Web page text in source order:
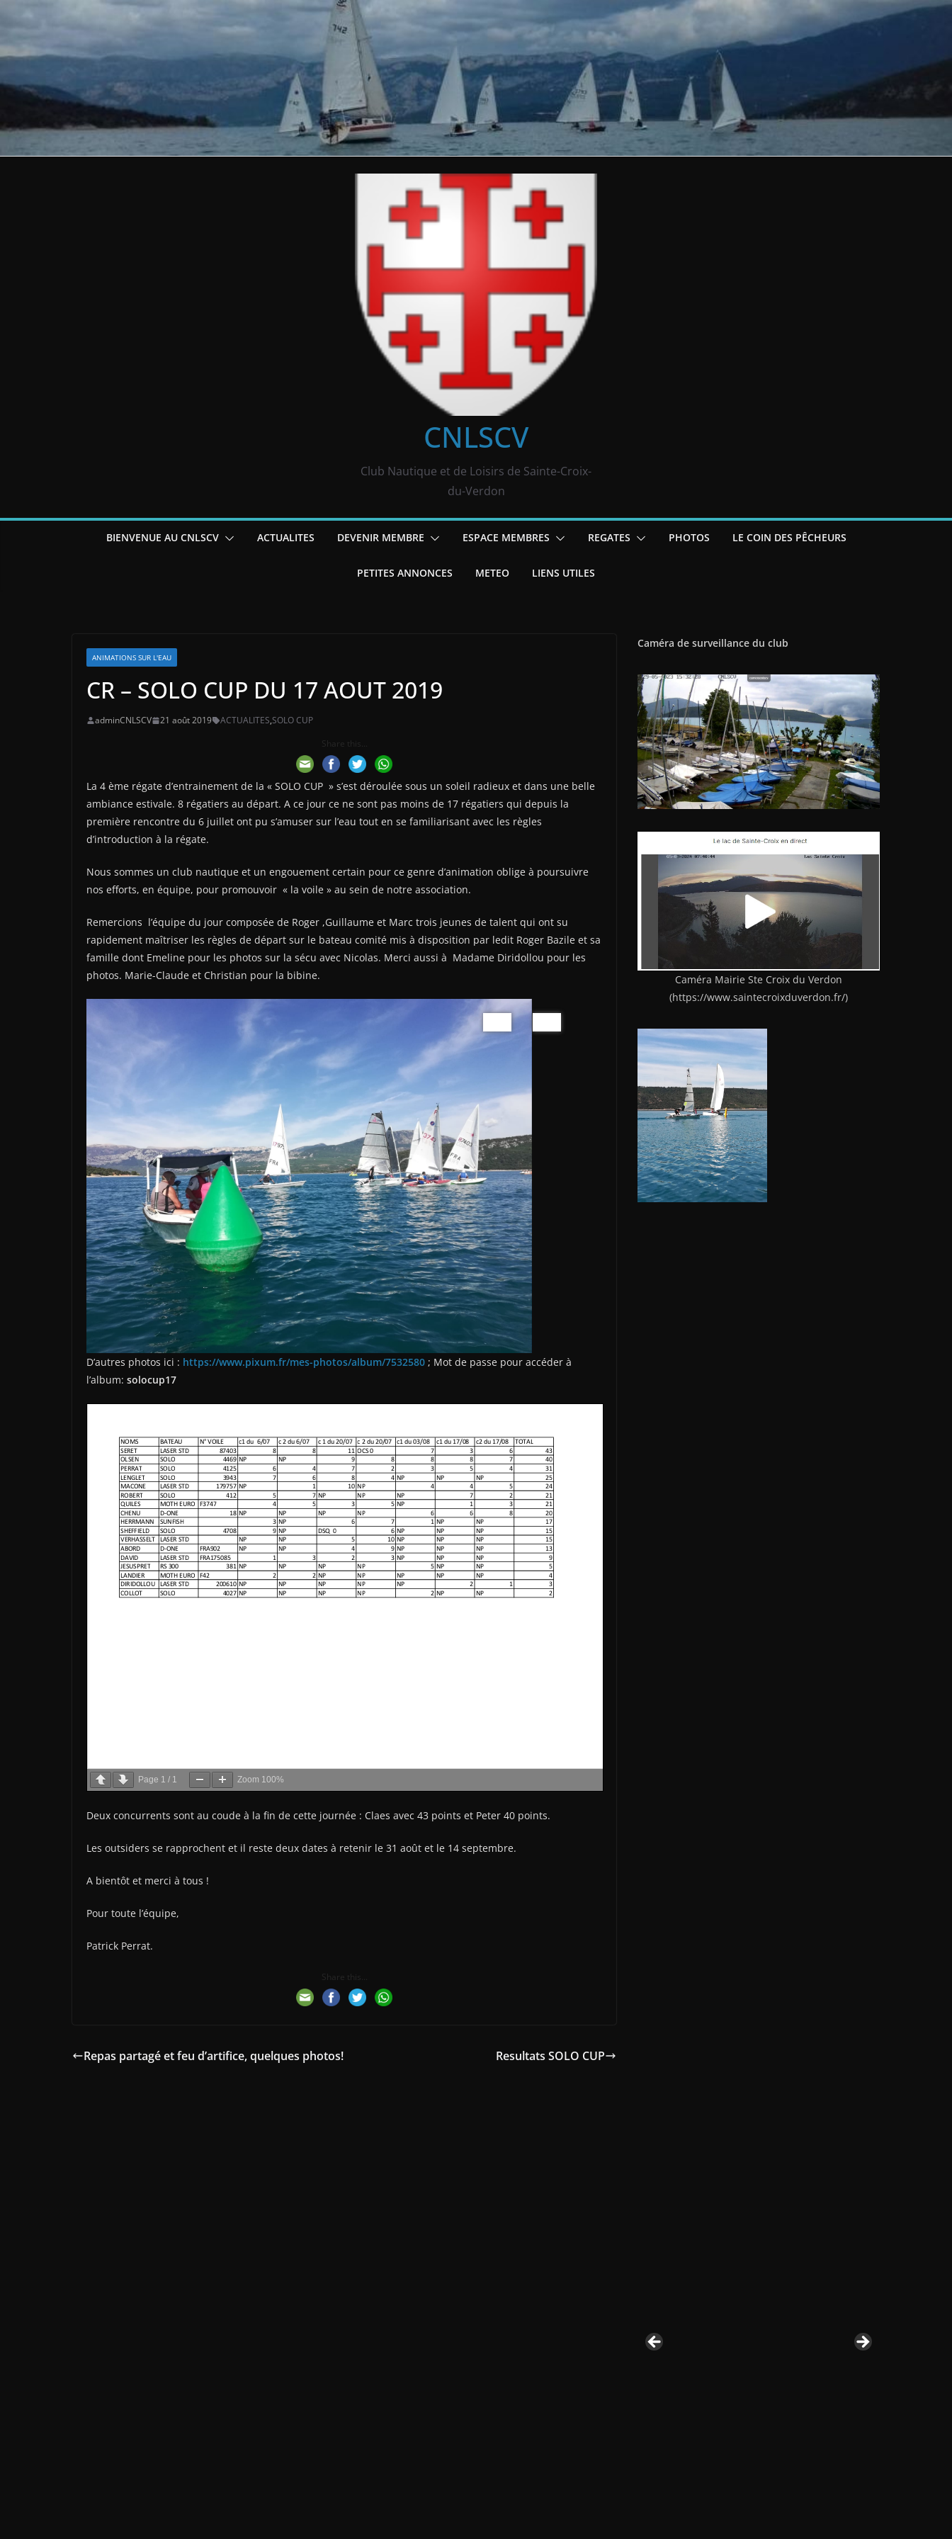
CNLSCV
Club Nautique et de Loisirs de Sainte-Croix-
du-Verdon
BIENVENUE AU CNLSCV ACTUALITES DEVENIR MEMBRE ESPACE MEMBRES REGATES PHOTOS LE COIN DES PÊCHEURS
PETITES ANNONCES METEO LIENS UTILES
ANIMATIONS SUR L'EAU
CR – SOLO CUP DU 17 AOUT 2019
adminCNLSCV 21 août 2019 ACTUALITES,SOLO CUP
Share this...
La 4 ème régate d’entrainement de la « SOLO CUP » s’est déroulée sous un soleil radieux et dans une belle
ambiance estivale. 8 régatiers au départ. A ce jour ce ne sont pas moins de 17 régatiers qui depuis la
première rencontre du 6 juillet ont pu s’amuser sur l’eau tout en se familiarisant avec les règles
d’introduction à la régate.
Nous sommes un club nautique et un engouement certain pour ce genre d’animation oblige à poursuivre
nos efforts, en équipe, pour promouvoir « la voile » au sein de notre association.
Remercions l’équipe du jour composée de Roger ,Guillaume et Marc trois jeunes de talent qui ont su
rapidement maîtriser les règles de départ sur le bateau comité mis à disposition par ledit Roger Bazile et sa
famille dont Emeline pour les photos sur la sécu avec Nicolas. Merci aussi à Madame Diridollou pour les
photos. Marie-Claude et Christian pour la bibine.
D’autres photos ici : https://www.pixum.fr/mes-photos/album/7532580 ; Mot de passe pour accéder à
l’album: solocup17
Page 1 / 1 Zoom 100%
Deux concurrents sont au coude à la fin de cette journée : Claes avec 43 points et Peter 40 points.
Les outsiders se rapprochent et il reste deux dates à retenir le 31 août et le 14 septembre.
A bientôt et merci à tous !
Pour toute l’équipe,
Patrick Perrat.
Share this...
Repas partagé et feu d’artifice, quelques photos! Resultats SOLO CUP
Caméra de surveillance du club
Caméra Mairie Ste Croix du Verdon
(https://www.saintecroixduverdon.fr/)